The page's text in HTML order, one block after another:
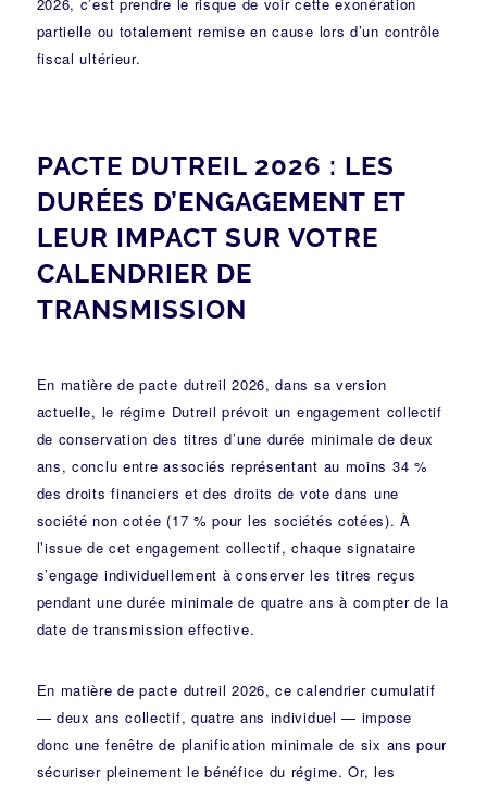
partielle ou totalement remise en cause lors d’un contrôle
fiscal ultérieur.
PACTE DUTREIL 2026 : LES
DURÉES D’ENGAGEMENT ET
LEUR IMPACT SUR VOTRE
CALENDRIER DE
TRANSMISSION
En matière de pacte dutreil 2026, dans sa version
actuelle, le régime Dutreil prévoit un engagement collectif
de conservation des titres d’une durée minimale de deux
ans, conclu entre associés représentant au moins 34 %
des droits financiers et des droits de vote dans une
société non cotée (17 % pour les sociétés cotées). À
l’issue de cet engagement collectif, chaque signataire
s’engage individuellement à conserver les titres reçus
pendant une durée minimale de quatre ans à compter de la
date de transmission effective.
En matière de pacte dutreil 2026, ce calendrier cumulatif
— deux ans collectif, quatre ans individuel — impose
donc une fenêtre de planification minimale de six ans pour
sécuriser pleinement le bénéfice du régime. Or, les